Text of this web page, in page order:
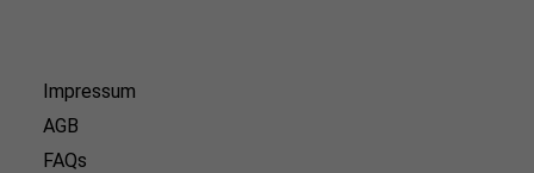
Impressum
AGB
FAQs